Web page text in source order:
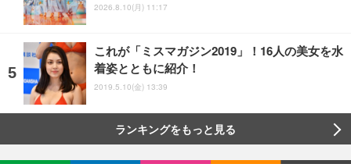
2026.8.10(月) 11:17
これが「ミスマガジン2019」！16人の美女を水
着姿とともに紹介！
2019.5.10(金) 13:39
ランキングをもっと見る